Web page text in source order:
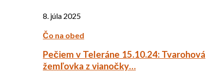
8. júla 2025
Čo na obed
Pečiem v Teleráne 15.10.24: Tvarohová
žemľovka z vianočky…